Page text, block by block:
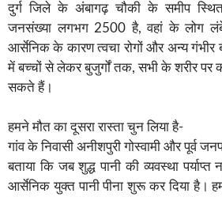
दुर्ग जिले के अंबागढ़ चौकी के समीप
जनसंख्या लगभग 2500 है, वहां के लोग
आर्सेनिक के कारण त्वचा रोगों और अन्य गंभीर
में बच्चों से लेकर बुजुर्गों तक, सभी के शरीर
सकते हैं।
हमने मौत का दूसरा रास्ता चुन लिया है-
गांव के निवासी अनीशपुरी गोस्वामी और पूर्व
बताया कि जब शुद्ध पानी की व्यवस्था पर्याप्त
आर्सेनिक युक्त पानी पीना शुरू कर दिया है।